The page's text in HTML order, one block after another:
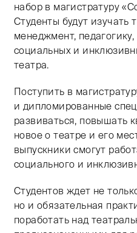
набор в магистратуру
Студенты будут изучать
менеджмент,
социальных и
театра.
Поступить в
и дипломированные
развиваться, повышать
новое о театре и его
выпускники смогут
социального и
Студентов ждет не
но и обязательная
поработать над